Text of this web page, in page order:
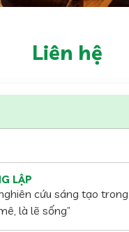
Liên hệ
LẬP
cứu sáng tạo
là lẽ sống”